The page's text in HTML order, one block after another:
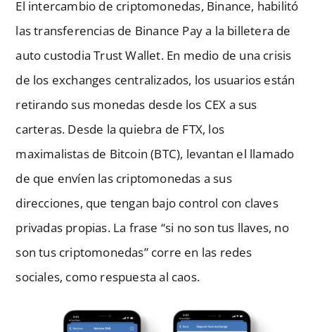
El intercambio de criptomonedas, Binance, habilitó
las transferencias de Binance Pay a la billetera de
auto custodia Trust Wallet. En medio de una crisis
de los exchanges centralizados, los usuarios están
retirando sus monedas desde los CEX a sus
carteras. Desde la quiebra de FTX, los
maximalistas de Bitcoin (BTC), levantan el llamado
de que envíen las criptomonedas a sus
direcciones, que tengan bajo control con claves
privadas propias. La frase “si no son tus llaves, no
son tus criptomonedas” corre en las redes
sociales, como respuesta al caos.